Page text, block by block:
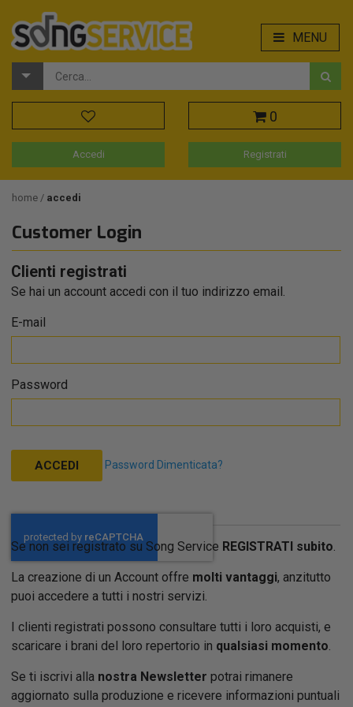
MENU
0
Accedi Registrati
home accedi
Customer Login
Clienti registrati
Se hai un account accedi con il tuo indirizzo email.
E-mail
Password
ACCEDI Password Dimenticata?
Se non sei registrato su Song Service REGISTRATI subito.
La creazione di un Account offre molti vantaggi, anzitutto
puoi accedere a tutti i nostri servizi.
I clienti registrati possono consultare tutti i loro acquisti, e
scaricare i brani del loro repertorio in qualsiasi momento.
Se ti iscrivi alla nostra Newsletter potrai rimanere
aggiornato sulla produzione e ricevere informazioni puntuali